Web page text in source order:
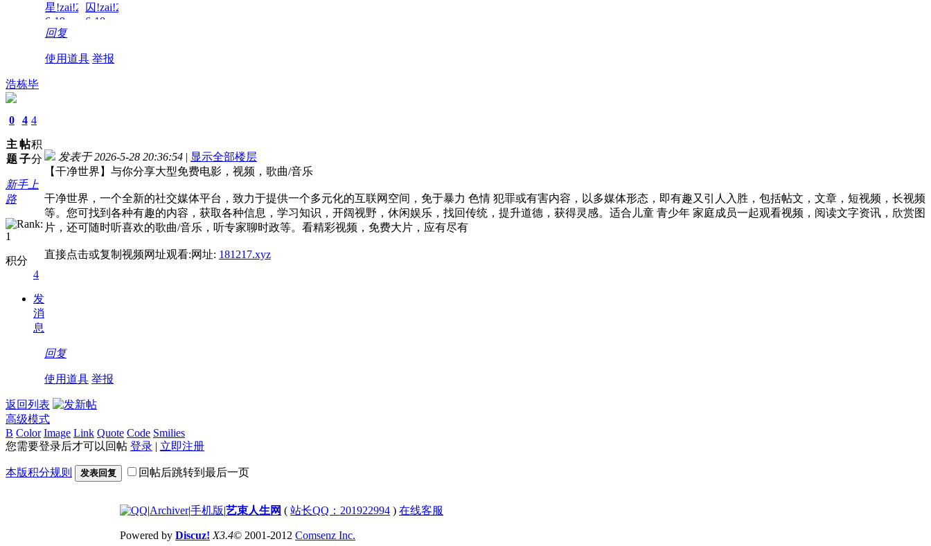
星!zai!2026-
6-19
01:41!read!
囚!zai!2026-
6-18
回复
使用道具 举报
浩栋毕
0
主
题
4
帖
子
4
积
分
新手上
路
积分
4
发
消
息
发表于 2026-5-28 20:36:54 | 显示全部楼层
【干净世界】与你分享大型免费电影，视频，歌曲/音乐
干净世界，一个全新的社交媒体平台，致力于提供一个多元化的互联网空间，免于暴力 色情 犯罪或有害内容，以多媒体形态，即有趣又引人入胜，包括帖文，文章，短视频，长视频
等。您可找到各种有趣的内容，获取各种信息，学习知识，开阔视野，休闲娱乐，找回传统，提升道德，获得灵感。适合儿童 青少年 家庭成员一起观看视频，阅读文字资讯，欣赏图
片，还可随时听喜欢的歌曲/音乐，听专家聊时政等。看精彩视频，免费大片，应有尽有
直接点击或复制视频网址观看:网址: 181217.xyz
回复
使用道具 举报
返回列表
高级模式
B Color Image Link Quote Code Smilies
您需要登录后才可以回帖 登录 | 立即注册
本版积分规则 发表回复 回帖后跳转到最后一页
|Archiver|手机版|艺束人生网 ( 站长QQ：201922994 ) 在线客服
Powered by Discuz! X3.4© 2001-2012 Comsenz Inc.